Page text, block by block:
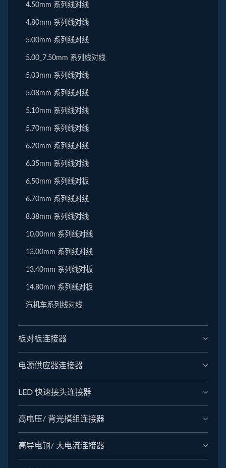
4.50mm 系列线对线
4.80mm 系列线对线
5.00mm 系列线对线
5.00_7.50mm 系列线对线
5.03mm 系列线对线
5.08mm 系列线对线
5.10mm 系列线对线
5.70mm 系列线对线
6.20mm 系列线对线
6.35mm 系列线对线
6.50mm 系列线对板
6.70mm 系列线对线
8.38mm 系列线对线
10.00mm 系列线对线
13.00mm 系列线对线
13.40mm 系列线对板
14.80mm 系列线对板
汽机车系列线对线
板对板连接器
电源供应器连接器
LED 快速接头连接器
高电压/ 背光模组连接器
高导电铜/ 大电流连接器